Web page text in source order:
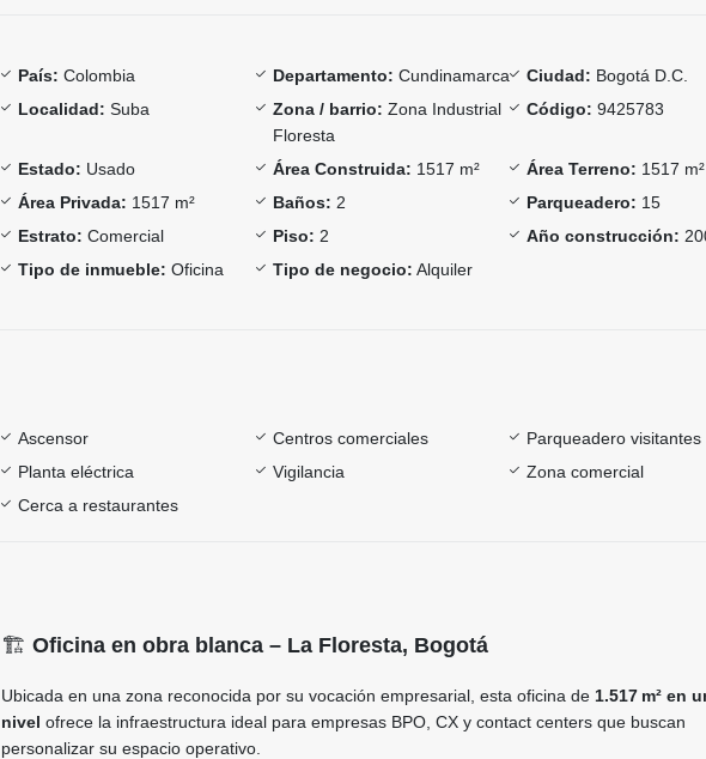
País: Colombia Departamento: Cundinamarca Ciudad: Bogotá D.C.
Localidad: Suba Zona / barrio: Zona Industrial
Floresta
Código: 9425783
Estado: Usado Área Construida: 1517 m² Área Terreno: 1517 m²
Área Privada: 1517 m² Baños: 2 Parqueadero: 15
Estrato: Comercial Piso: 2 Año construcción:
Tipo de inmueble: Oficina Tipo de negocio: Alquiler
Ascensor Centros comerciales
Parqueadero visitantes
Planta eléctrica
Vigilancia
Zona comercial
Cerca a restaurantes
🏗️ Oficina en obra blanca – La Floresta, Bogotá
Ubicada en una zona reconocida por su vocación empresarial, esta oficina de 1.517 m² en
nivel ofrece la infraestructura ideal para empresas BPO, CX y contact centers que buscan
personalizar su espacio operativo.